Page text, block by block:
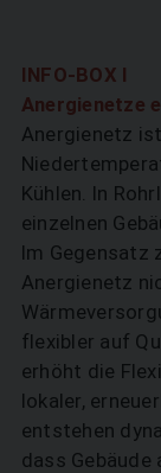
INFO-BOX I
Anergienetze
Anergienetz
Kühlen. In
einzelnen
Im Gegensatz
Anergienetz
flexibler auf
erhöht die
lokaler,
entstehen
dass